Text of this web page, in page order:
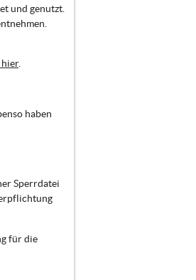
und genutzt.
hier.
haben
Sperrdatei
für die